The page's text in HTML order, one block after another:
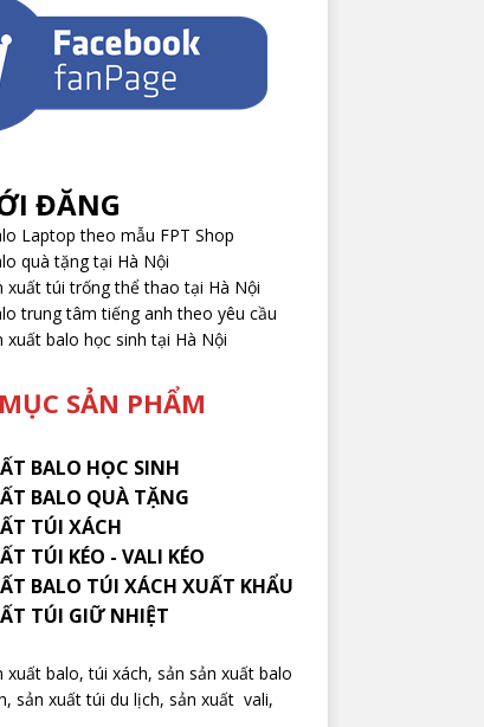
ĐĂNG
Laptop theo mẫu FPT Shop
quà tặng tại Hà Nội
xuất túi trống thể thao tại Hà Nội
trung tâm tiếng anh theo yêu cầu
xuất balo học sinh tại Hà Nội
SẢN PHẨM
BALO HỌC SINH
BALO QUÀ TẶNG
TÚI XÁCH
TÚI KÉO - VALI KÉO
BALO TÚI XÁCH XUẤT KHẨU
TÚI GIỮ NHIỆT
xuất balo, túi xách, sản sản xuất balo
sản xuất túi du lịch, sản xuất vali,